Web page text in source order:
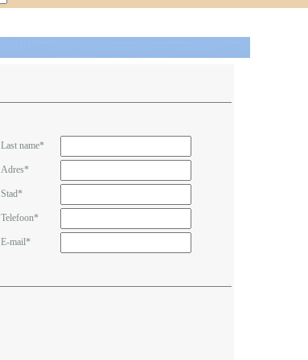
Last name*
Adres*
Stad*
Telefoon*
E-mail*